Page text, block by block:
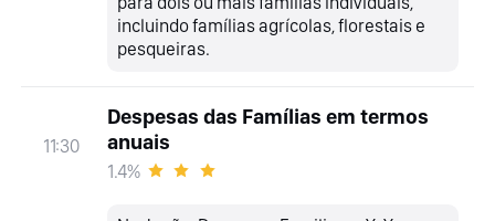
incluindo famílias agrícolas, florestais e
pesqueiras.
11:30
Despesas das Famílias em termos
anuais
1.4%